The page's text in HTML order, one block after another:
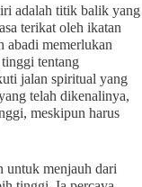
adalah titik balik yang
terikat oleh ikatan
abadi memerlukan
tentang
jalan spiritual yang
telah dikenalinya,
meskipun harus
untuk menjauh dari